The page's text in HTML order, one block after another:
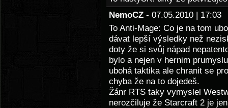
NemoCZ - 07.05.2010 |
To Anti-Mage: Co je na tom
dávat lepší výsledky než
doty že si svůj nápad
bylo a nejen v hernim
ubohá taktika ale chranit se
chyba že na to dojedeš.
Žánr RTS taky vymyslel
nerozčiluje že Starcraft 2 je